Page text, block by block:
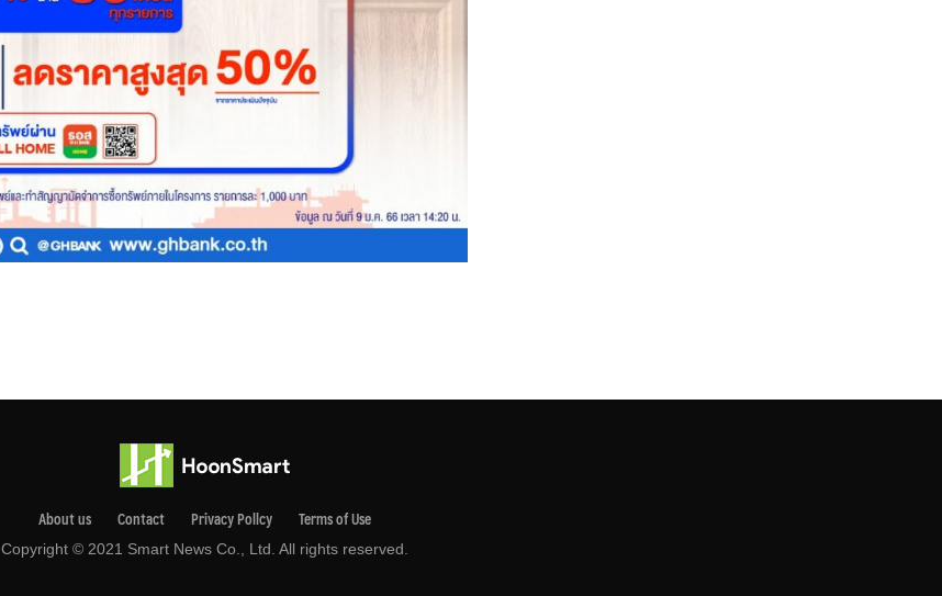
About us Contact Privacy Pollcy Terms of Use
Copyright © 2021 Smart News Co., Ltd. All rights reserved.